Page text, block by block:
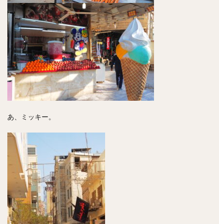
あ、ミッキー。